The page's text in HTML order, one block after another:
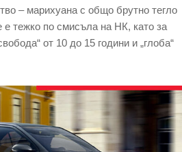
– марихуана с общо брутно тегло
е тежко по смисъла на НК, като за
от 10 до 15 години и „глоба“